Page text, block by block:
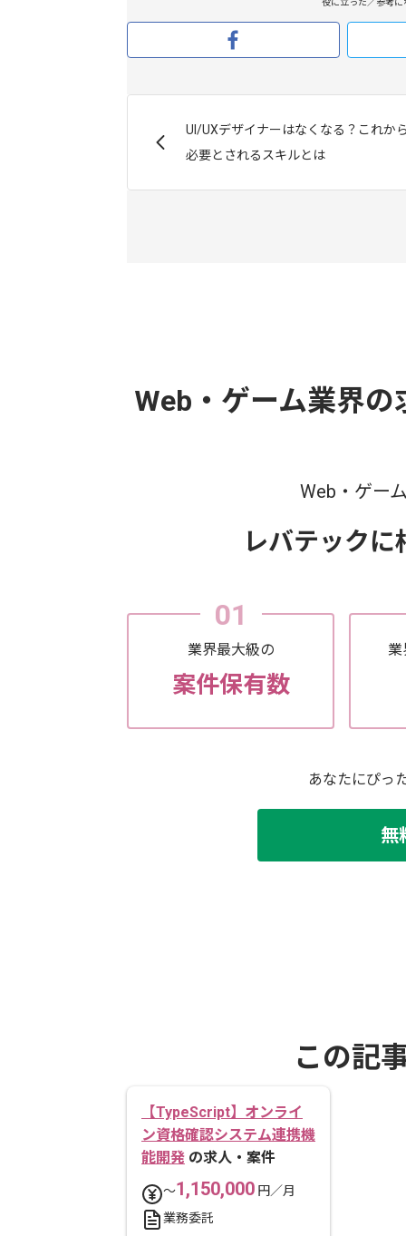
役に立った／参考
UI/UXデザイナーはなくなる？これか
必要とされるスキルとは
Web・ゲーム業界
Web・ゲー
レバテック
01
業界最大級の
案件保有数
あなたにぴっ
無
この記
【TypeScript】オンライ
ン資格確認システム連携機
能開発 の求人・案件
〜1,150,000 円／月
業務委託